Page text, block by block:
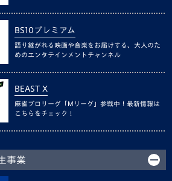
BS10プレミアム
語り継がれる映画や音楽をお届けする、大人のた
めのエンタテインメントチャンネル
BEAST X
麻雀プロリーグ「Mリーグ」参戦中！最新情報は
こちらをチェック！
事業